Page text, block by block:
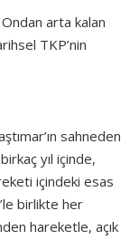
arta kalan
TKP’nin
sahneden
yıl içinde,
içindeki esas
birlikte her
hareketle, açık